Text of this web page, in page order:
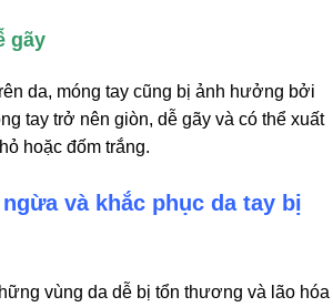
gãy
da, móng tay cũng bị ảnh hưởng bởi
tay trở nên giòn, dễ gãy và có thể xuất
hoặc đốm trắng.
và khắc phục da tay bị
vùng da dễ bị tổn thương và lão hóa